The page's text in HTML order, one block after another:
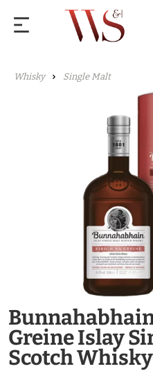
Whisky Single Malt
Greine Islay
Scotch Whisky